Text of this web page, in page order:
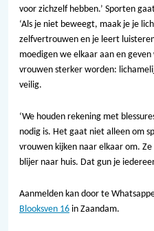
voor zichzelf hebben.’ Sporten
‘Als je niet beweegt, maak je je
zelfvertrouwen en je leert
moedigen we elkaar aan en
vrouwen sterker worden:
veilig.
‘We houden rekening met
nodig is. Het gaat niet alleen om
vrouwen kijken naar elkaar om.
blijer naar huis. Dat gun je
Aanmelden kan door te
Blooksven 16 in Zaandam.